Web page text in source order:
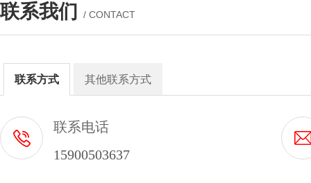
联系我们 / CONTACT
联系方式 其他联系方式
联系电话
15900503637